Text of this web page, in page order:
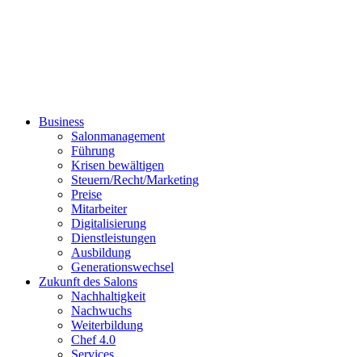
Business
Salonmanagement
Führung
Krisen bewältigen
Steuern/Recht/Marketing
Preise
Mitarbeiter
Digitalisierung
Dienstleistungen
Ausbildung
Generationswechsel
Zukunft des Salons
Nachhaltigkeit
Nachwuchs
Weiterbildung
Chef 4.0
Services